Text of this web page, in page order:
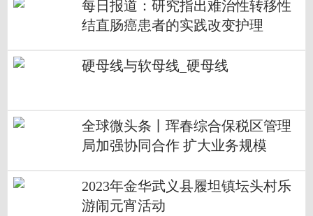
每日报道：研究指出难治性转移性
结直肠癌患者的实践改变护理
硬母线与软母线_硬母线
全球微头条丨珲春综合保税区管理
局加强协同合作 扩大业务规模
2023年金华武义县履坦镇坛头村乐
游闹元宵活动